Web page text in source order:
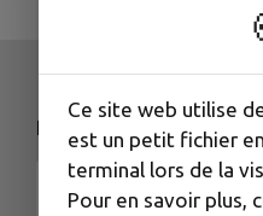
NOS COORDONNÉES
Ce site web utilise
est un petit fichier
terminal lors de la
Pour en savoir plus,